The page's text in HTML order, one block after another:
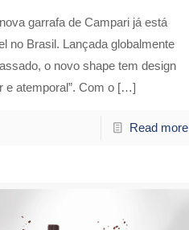
garrafa de Campari já está
no Brasil. Lançada globalmente
o novo shape tem design
e atemporal”. Com o […]
Read more